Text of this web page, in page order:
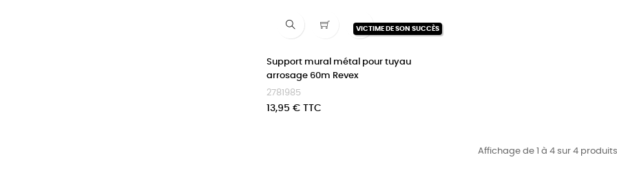
VICTIME DE SON SUCCÈS

Support mural métal pour tuyau
arrosage 60m Revex
2781985
Prix
13,95 € TTC
Affichage de 1 à 4 sur 4